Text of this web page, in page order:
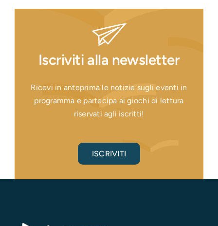
Iscriviti alla newsletter
Ricevi in anteprima le notizie sugli eventi in
programma e partecipa ai giochi di lettura
riservati agli iscritti!
ISCRIVITI